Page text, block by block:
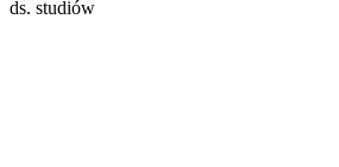
ds. studiów